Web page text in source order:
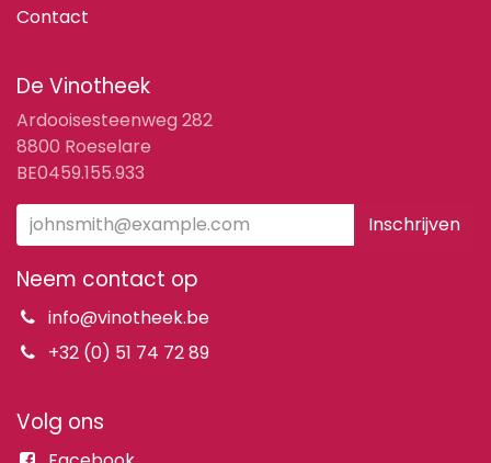
Contact
De Vinotheek
Ardooisesteenweg 282
8800 Roeselare
BE0459.155.933
Inschrijven
Neem contact op
info@vinotheek.be
+32 (0) 51 74 72 89
Volg ons